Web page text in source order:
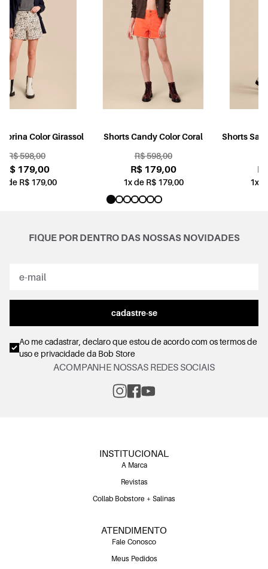
Shorts Candy Color Coral
R$ 179,00
1x de R$ 179,00
Shorts Sabrina Jogging Color
R$ 179,00
1x de R$ 179,00
FIQUE POR DENTRO DAS NOSSAS NOVIDADES
cadastre-se
Ao me cadastrar, declaro que estou de acordo com ostermos de
uso e privacidadeda Bob Store
ACOMPANHE NOSSAS REDES SOCIAIS
INSTITUCIONAL
A Marca
Revistas
Collab Bobstore + Salinas
ATENDIMENTO
Fale Conosco
Meus Pedidos